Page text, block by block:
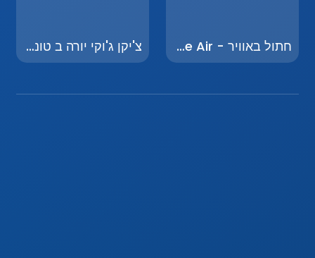
חתול באוויר - Cat in the Air צ'יקן ג'וקי יורה ב טונג טונג סאהור בברינרוט - Chicken Jockey Shooting Tung Tung Sahur